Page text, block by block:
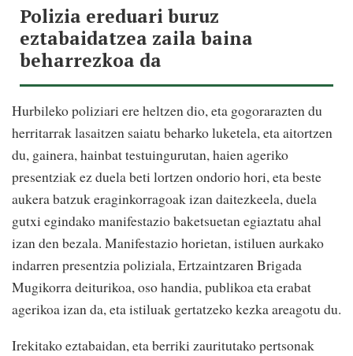
Polizia ereduari buruz
eztabaidatzea zaila baina
beharrezkoa da
Hurbileko poliziari ere heltzen dio, eta gogorarazten du
herritarrak lasaitzen saiatu beharko luketela, eta aitortzen
du, gainera, hainbat testuingurutan, haien ageriko
presentziak ez duela beti lortzen ondorio hori, eta beste
aukera batzuk eraginkorragoak izan daitezkeela, duela
gutxi egindako manifestazio baketsuetan egiaztatu ahal
izan den bezala. Manifestazio horietan, istiluen aurkako
indarren presentzia poliziala, Ertzaintzaren Brigada
Mugikorra deiturikoa, oso handia, publikoa eta erabat
agerikoa izan da, eta istiluak gertatzeko kezka areagotu du.
Irekitako eztabaidan, eta berriki zauritutako pertsonak